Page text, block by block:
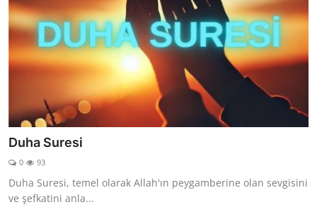
Duha Suresi
0 93
Duha Suresi, temel olarak Allah'ın peygamberine olan sevgisini
ve şefkatini anla...